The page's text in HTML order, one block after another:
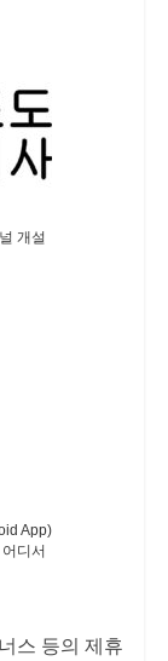
개설
App)
디서
스 등의 제휴